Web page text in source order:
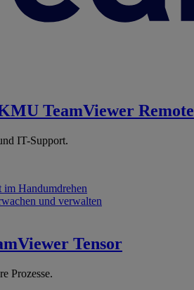
TeamViewer Remote
IT-Support.
im Handumdrehen
und verwalten
Tensor
Prozesse.